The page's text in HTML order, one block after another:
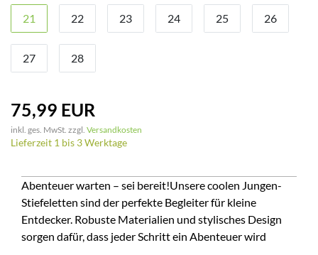
21 22 23 24 25 26
27 28
75,99 EUR
inkl. ges. MwSt. zzgl. Versandkosten
Lieferzeit 1 bis 3 Werktage
Abenteuer warten – sei bereit!Unsere coolen Jungen-
Stiefeletten sind der perfekte Begleiter für kleine
Entdecker. Robuste Materialien und stylisches Design
sorgen dafür, dass jeder Schritt ein Abenteuer wird